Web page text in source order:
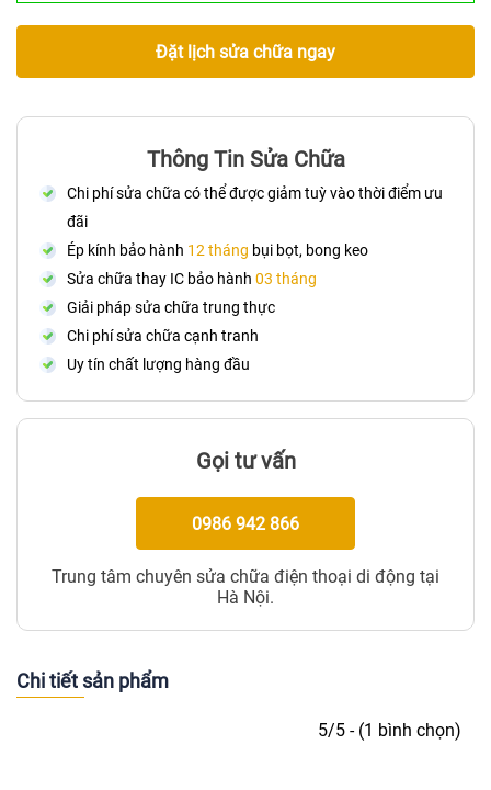
Đặt lịch sửa chữa ngay
Thông Tin Sửa Chữa
Chi phí sửa chữa có thể được giảm tuỳ vào thời điểm ưu
đãi
Ép kính bảo hành 12 tháng bụi bọt, bong keo
Sửa chữa thay IC bảo hành 03 tháng
Giải pháp sửa chữa trung thực
Chi phí sửa chữa cạnh tranh
Uy tín chất lượng hàng đầu
Gọi tư vấn
0986 942 866
Trung tâm chuyên sửa chữa điện thoại di động tại
Hà Nội.
Chi tiết sản phẩm
5/5 - (1 bình chọn)